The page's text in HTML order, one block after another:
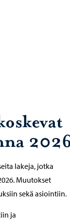
lakeja, jotka
Muutokset
sekä asiointiin.
ja